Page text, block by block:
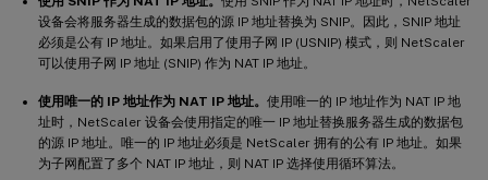
设备会将服务器生成的数据包的源 IP 地址替换为 SNIP。因此，SNIP 地址
必须是公有 IP 地址。如果启用了使用子网 IP (USNIP) 模式，则 NetScaler
可以使用子网 IP 地址 (SNIP) 作为 NAT IP 地址。
使用唯一的 IP 地址作为 NAT IP 地址。 使用唯一的 IP 地址作为 NAT IP 地
址时，NetScaler 设备会使用指定的唯一 IP 地址替换服务器生成的数据包
的源 IP 地址。唯一的 IP 地址必须是 NetScaler 拥有的公有 IP 地址。如果
为子网配置了多个 NAT IP 地址，则 NAT IP 选择使用循环算法。